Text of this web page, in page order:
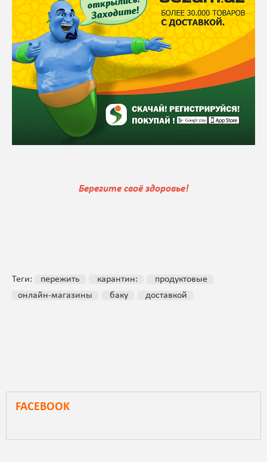
Берегите своё здоровье!
Теги: пережить карантин:
продуктовые
онлайн-магазины
баку доставкой
FACEBOOK